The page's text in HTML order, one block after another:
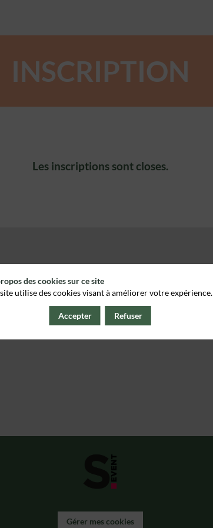
INSCRIPTION
Les inscriptions sont closes.
Gérer mes cookies
des cookies sur ce site
utilise des cookies visant à améliorer votre expérience.
Accepter Refuser